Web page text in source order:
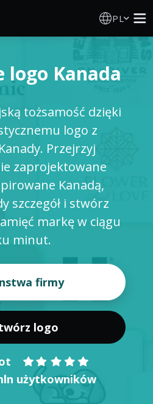
PL
SIĘ
logo Kanada
tożsamość dzięki
logo z
Przejrzyj
zaprojektowane
Kanadą,
szczegół i stwórz
markę w ciągu
minut.
logo
użytkowników